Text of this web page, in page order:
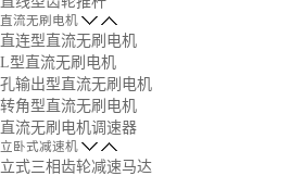
直流无刷电机
直连型直流无刷电机
L型直流无刷电机
孔输出型直流无刷电机
转角型直流无刷电机
直流无刷电机调速器
立卧式减速机
立式三相齿轮减速马达